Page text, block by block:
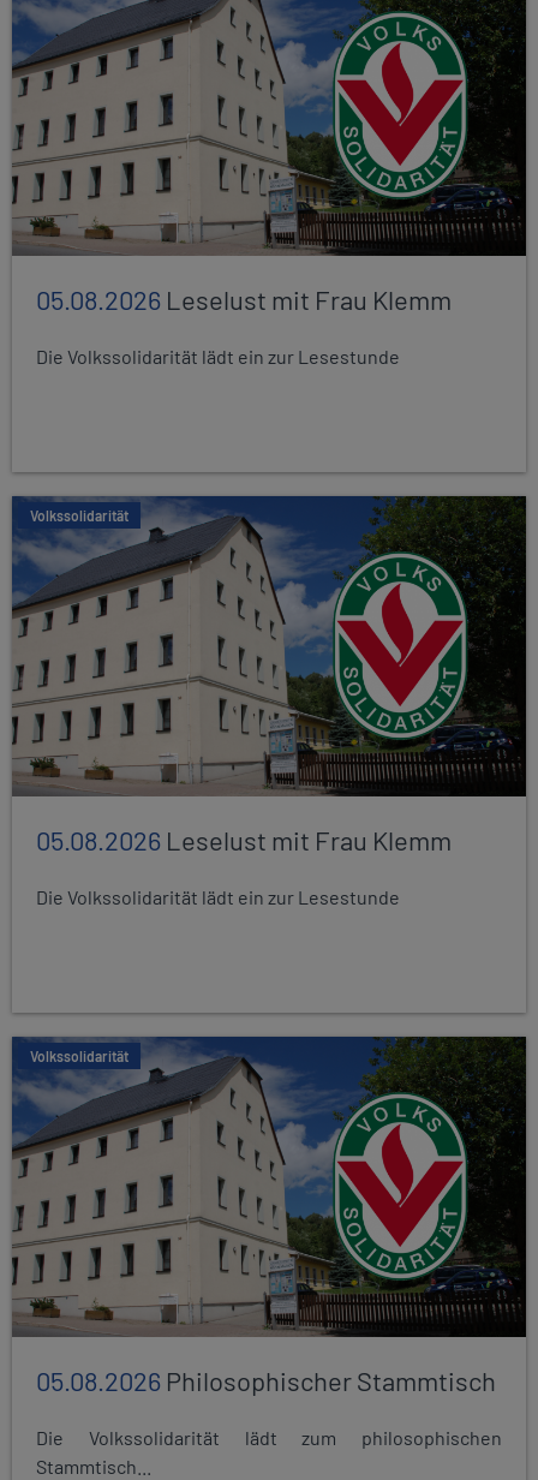
05.08.2026 Leselust mit Frau Klemm
Die Volkssolidarität lädt ein zur Lesestunde
Volkssolidarität
05.08.2026 Leselust mit Frau Klemm
Die Volkssolidarität lädt ein zur Lesestunde
Volkssolidarität
05.08.2026 Philosophischer Stammtisch
Die Volkssolidarität lädt zum philosophischen
Stammtisch...